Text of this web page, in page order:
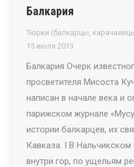
Балкария
Тюрки (балкарцы,
15 июля 2013
Балкария Очерк
просветителя Мисоста
написан в начале века и
парижском журнале
истории балкарцев, их
Кавказа. I В Нальчикском
внутри гор, по ущельям